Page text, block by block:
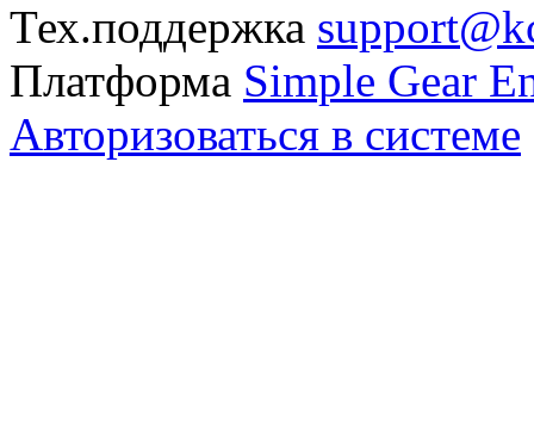
Тех.поддержка
Платформа Simple Gear
Авторизоваться в системе